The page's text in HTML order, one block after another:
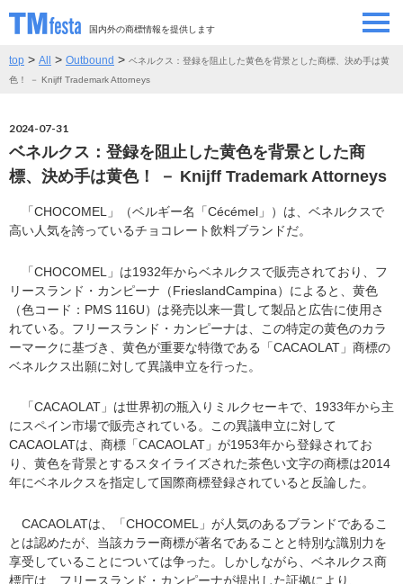
国内外の商標情報を提供します
SEMINAR/EVENT
CONTRIBUTORS 情報提供者
CONTACT お問い合わせ
top > All > Outbound > ベネルクス：登録を阻止した黄色を背景とした商標、決め手は黄
色！ － Knijff Trademark Attorneys
2024-07-31
ベネルクス：登録を阻止した黄色を背景とした商
標、決め手は黄色！ － Knijff Trademark Attorneys
「CHOCOMEL」（ベルギー名「Cécémel」）は、ベネルクスで
高い人気を誇っているチョコレート飲料ブランドだ。
「CHOCOMEL」は1932年からベネルクスで販売されており、フ
リースランド・カンピーナ（FrieslandCampina）によると、黄色
（色コード：PMS 116U）は発売以来一貫して製品と広告に使用さ
れている。フリースランド・カンピーナは、この特定の黄色のカラ
ーマークに基づき、黄色が重要な特徴である「CACAOLAT」商標の
ベネルクス出願に対して異議申立を行った。
「CACAOLAT」は世界初の瓶入りミルクセーキで、1933年から主
にスペイン市場で販売されている。この異議申立に対して
CACAOLATは、商標「CACAOLAT」が1953年から登録されてお
り、黄色を背景とするスタイライズされた茶色い文字の商標は2014
年にベネルクスを指定して国際商標登録されていると反論した。
CACAOLATは、「CHOCOMEL」が人気のあるブランドであるこ
とは認めたが、当該カラー商標が著名であることと特別な識別力を
享受していることについては争った。しかしながら、ベネルクス商
標庁は、フリースランド・カンピーナが提出した証拠により、